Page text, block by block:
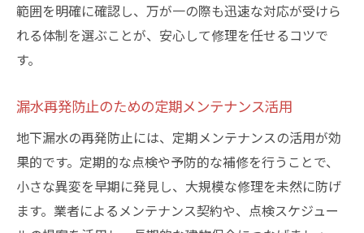
範囲を明確に確認し、万が一の際も迅速な対応が受けら
れる体制を選ぶことが、安心して修理を任せるコツで
す。
漏水再発防止のための定期メンテナンス活用
地下漏水の再発防止には、定期メンテナンスの活用が効
果的です。定期的な点検や予防的な補修を行うことで、
小さな異変を早期に発見し、大規模な修理を未然に防げ
ます。業者によるメンテナンス契約や、点検スケジュー